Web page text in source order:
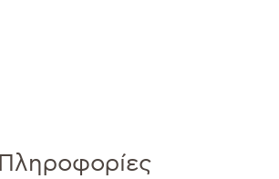
Πληροφορίες